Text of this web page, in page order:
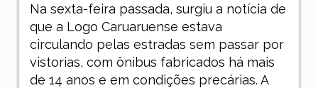
Na sexta-feira passada, surgiu a notícia de
que a Logo Caruaruense estava
circulando pelas estradas sem passar por
vistorias, com ônibus fabricados há mais
de 14 anos e em condições precárias. A